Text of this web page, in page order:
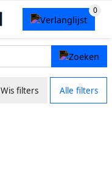
Wis filters Alle filters